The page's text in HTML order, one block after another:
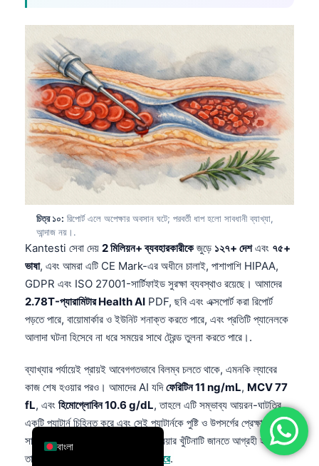
চিত্র ১০: রিপোর্ট এলে অপেক্ষার অবসান ঘটে; পরবর্তী ধাপ হলো সাবধানী ব্যাখ্যা,
আন্দাজ নয়।.
Kantesti সেবা দেয় 2 মিলিয়ন+ ব্যবহারকারীকেজুড়ে ১২৭+ দেশএবং ৭৫+
ভাষা, এবং আমরা এটি CE Mark-এর অধীনে চালাই, পাশাপাশি HIPAA,
GDPR এবং ISO 27001-সার্টিফাইড সুরক্ষা ব্যবস্থাও রয়েছে। আমাদের
2.78T-প্যারামিটার Health AI PDF, ছবি এবং এক্সপোর্ট করা রিপোর্ট
পড়তে পারে, বায়োমার্কার ও ইউনিট শনাক্ত করতে পারে, এবং প্রতিটি প্যানেলকে
আলাদা ঘটনা হিসেবে না ধরে সময়ের সাথে ট্রেন্ড তুলনা করতে পারে।.
ব্যাখ্যার পর্যায়েই প্রায়ই আবেগগতভাবে বিলম্ব চলতে থাকে, এমনকি ল্যাবের
কাজ শেষ হওয়ার পরও। আমাদের AI যদিফেরিটিন 11 ng/mL, MCV 77
fL, এবং হিমোগ্লোবিন 10.6 g/dL, তাহলে এটি সম্ভাব্য আয়রন-ঘাটতির
একটি প্যাটার্ন চিহ্নিত করে এবং সেই প্যাটার্নকে পুষ্টি ও উপসর্গের প্রেক্ষাপটের
সাথে যুক্ত করতে পারে; আপনি যদি প্রক্রিয়ার খুঁটিনাটি জানতে আগ্রহী হন,
তাহলে দেখুন
আমাদের AI কীভাবে কাজ করে.
বাংলা
English
Deutsch
العربية
עִבְרִית
Italiano
Español
Ελληνικά
Română
简体中文
فارسی
Български
Dansk
Nederlands
हिन्दी
Bahasa Indonesia